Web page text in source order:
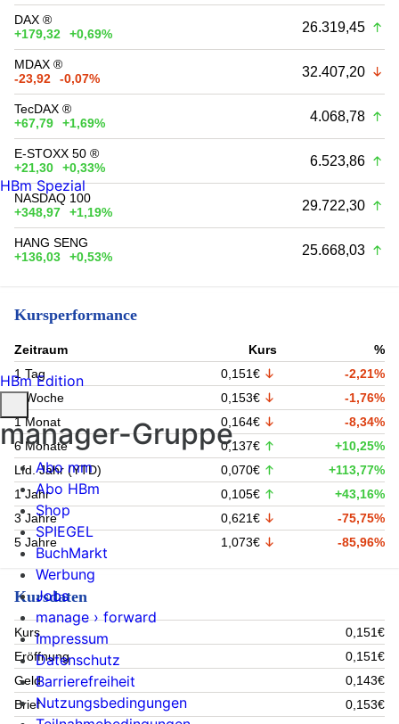
DAX ®
+179,32
+0,69% 26.319,45
MDAX ®
-23,92
-0,07% 32.407,20
TecDAX ®
+67,79
+1,69% 4.068,78
E-STOXX 50 ®
+21,30
+0,33% 6.523,86
NASDAQ 100
+348,97
+1,19% 29.722,30
HANG SENG
+136,03
+0,53% 25.668,03
Kursperformance
Zeitraum Kurs
%
1 Tag
0,151€
-2,21%
1 Woche
0,153€
-1,76%
1 Monat
0,164€
-8,34%
6 Monate
0,137€
+10,25%
Lfd. Jahr (YTD)
0,070€
+113,77%
1 Jahr
0,105€
+43,16%
3 Jahre
0,621€
-75,75%
5 Jahre
1,073€ -85,96%
Kursdaten
Kurs
0,151€
Eröffnung
0,151€
Geld
0,143€
Brief
0,153€
HBm Spezial
HBm Edition
manager-Gruppe
Abo mm
Abo HBm
Shop
SPIEGEL
BuchMarkt
Werbung
Jobs
manage › forward
Impressum
Datenschutz
Barrierefreiheit
Nutzungsbedingungen